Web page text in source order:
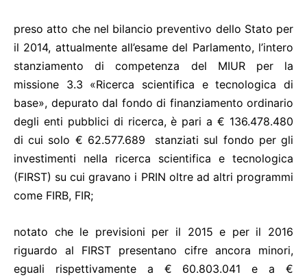
preso atto che nel bilancio preventivo dello Stato per
il 2014, attualmente all’esame del Parlamento, l’intero
stanziamento di competenza del MIUR per la
missione 3.3 «Ricerca scientifica e tecnologica di
base», depurato dal fondo di finanziamento ordinario
degli enti pubblici di ricerca, è pari a € 136.478.480
di cui solo € 62.577.689 stanziati sul fondo per gli
investimenti nella ricerca scientifica e tecnologica
(FIRST) su cui gravano i PRIN oltre ad altri programmi
come FIRB, FIR;
notato che le previsioni per il 2015 e per il 2016
riguardo al FIRST presentano cifre ancora minori,
eguali rispettivamente a € 60.803.041 e a €